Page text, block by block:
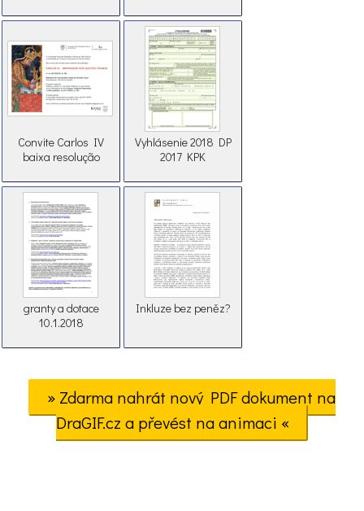
Convite Carlos IV
baixa resolução
Vyhlásenie 2018 DP
2017 KPK
granty a dotace
10.1.2018
Inkluze bez peněz?
» Zdarma nahrát nový PDF dokument na
DraGIF.cz a převést na animaci «